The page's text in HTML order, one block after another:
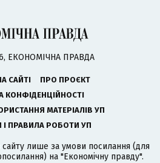
ЕКОНОМІЧНА ПРАВДА
САЙТІ
ПРО ПРОЄКТ
КОНФІДЕНЦІЙНОСТІ
МАТЕРІАЛІВ УП
ПРАВИЛА РОБОТИ УП
сайту лише за умови посилання (для
на "Економічну правду".